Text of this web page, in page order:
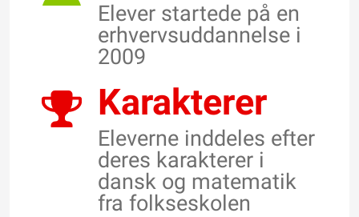
Elever startede på en
erhvervsuddannelse i
2009
Karakterer
Eleverne inddeles efter
deres karakterer i
dansk og matematik
fra folkseskolen